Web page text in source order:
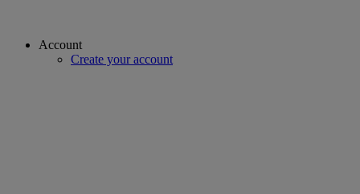
Account
Create your account